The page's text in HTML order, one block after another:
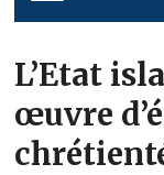
L’Etat
œuvre